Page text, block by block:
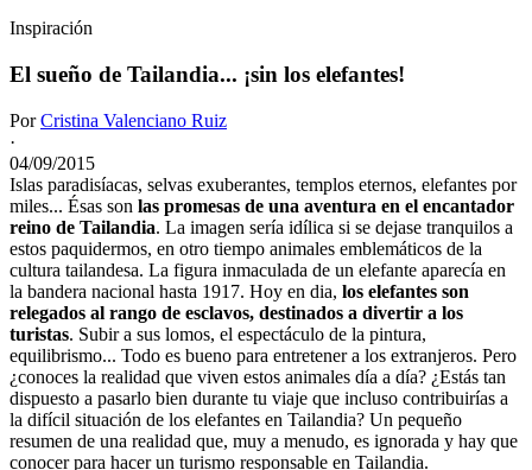
Inspiración
El sueño de Tailandia... ¡sin los elefantes!
PorCristina Valenciano Ruiz
·
04/09/2015
Islas paradisíacas, selvas exuberantes, templos eternos, elefantes por
miles... Ésas son las promesas de una aventura en el encantador
reino de Tailandia. La imagen sería idílica si se dejase tranquilos a
estos paquidermos, en otro tiempo animales emblemáticos de la
cultura tailandesa. La figura inmaculada de un elefante aparecía en
la bandera nacional hasta 1917. Hoy en dia, los elefantes son
relegados al rango de esclavos, destinados a divertir a los
turistas. Subir a sus lomos, el espectáculo de la pintura,
equilibrismo... Todo es bueno para entretener a los extranjeros. Pero
¿conoces la realidad que viven estos animales día a día? ¿Estás tan
dispuesto a pasarlo bien durante tu viaje que incluso contribuirías a
la difícil situación de los elefantes en Tailandia? Un pequeño
resumen de una realidad que, muy a menudo, es ignorada y hay que
conocer para hacer un turismo responsable en Tailandia.